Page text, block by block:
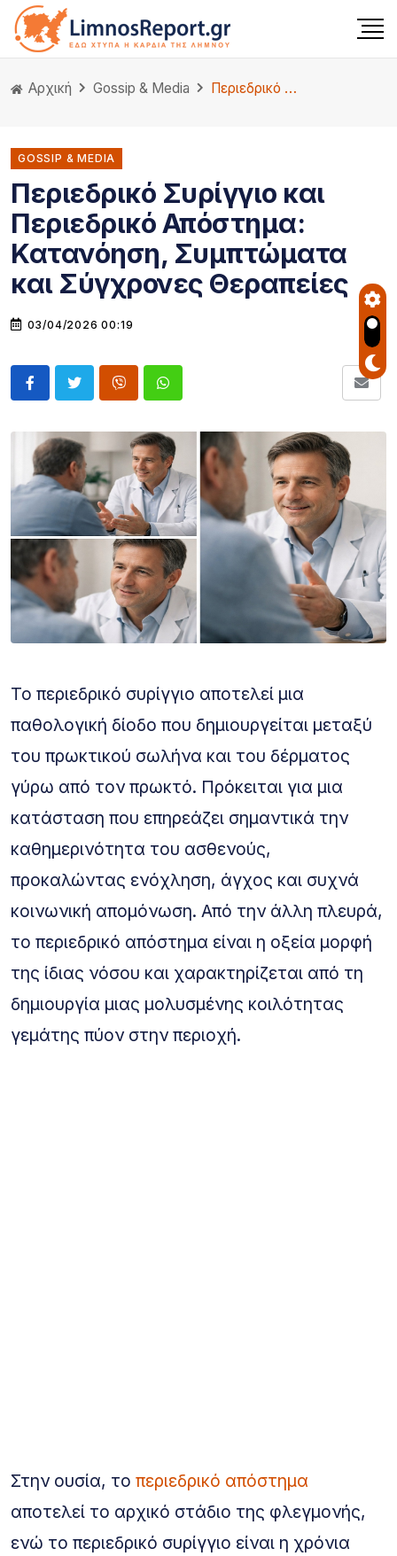
Αρχική Gossip & Media Περιεδρικό Συρίγγιο και Περιεδρικό Απόστημα: Κατανόηση, Συμπτώματα και Σύγχρονες Θεραπείες
GOSSIP & MEDIA
Περιεδρικό Συρίγγιο και
Περιεδρικό Απόστημα:
Κατανόηση, Συμπτώματα
και Σύγχρονες Θεραπείες
03/04/2026 00:19
Το περιεδρικό συρίγγιο αποτελεί μια
παθολογική δίοδο που δημιουργείται μεταξύ
του πρωκτικού σωλήνα και του δέρματος
γύρω από τον πρωκτό. Πρόκειται για μια
κατάσταση που επηρεάζει σημαντικά την
καθημερινότητα του ασθενούς,
προκαλώντας ενόχληση, άγχος και συχνά
κοινωνική απομόνωση. Από την άλλη πλευρά,
το περιεδρικό απόστημα είναι η οξεία μορφή
της ίδιας νόσου και χαρακτηρίζεται από τη
δημιουργία μιας μολυσμένης κοιλότητας
γεμάτης πύον στην περιοχή.
Στην ουσία, το περιεδρικό απόστημα
αποτελεί το αρχικό στάδιο της φλεγμονής,
ενώ το περιεδρικό συρίγγιο είναι η χρόνια